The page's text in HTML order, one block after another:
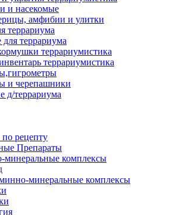
и насекомые
амфибии и улитки
террариума
террариума
террариумистика
террариумистика
и черепашники
д/террариума
рецепту
Препараты
минеральные комплексы
минеральные комплексы